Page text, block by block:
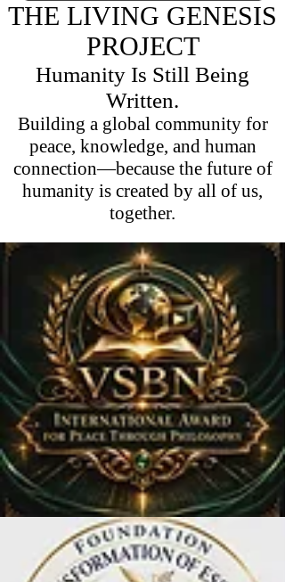
THE LIVING GENESIS
PROJECT
Humanity Is Still Being
Written.
Building a global community for
peace, knowledge, and human
connection—because the future of
humanity is created by all of us,
together.